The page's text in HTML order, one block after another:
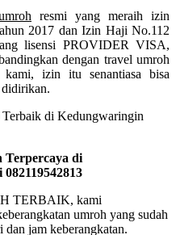
resmi yang meraih izin
2017 dan Izin Haji No.112
lisensi PROVIDER VISA,
dengan travel umroh
izin itu senantiasa bisa
didirikan.
Terpercaya di
TERBAIK, kami
umroh yang sudah
jam keberangkatan.